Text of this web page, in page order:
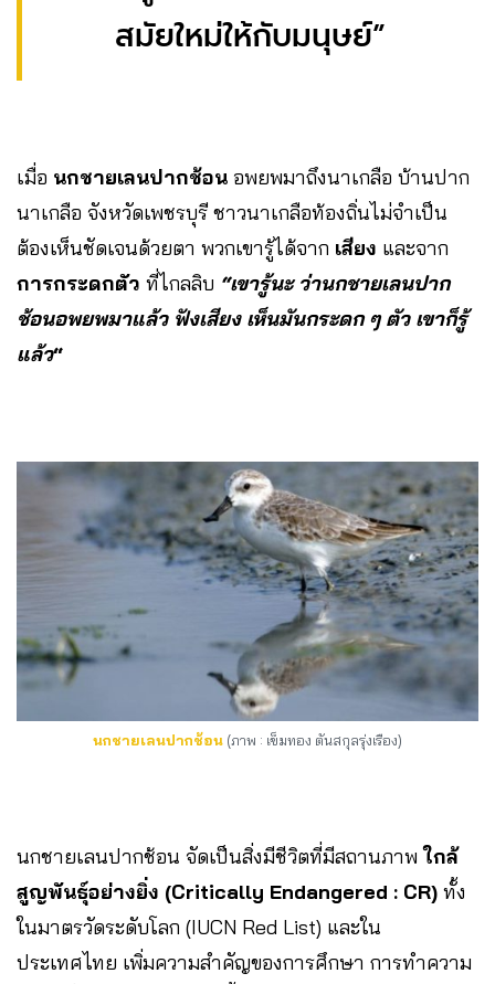
สมัยใหม่ให้กับมนุษย์”
เมื่อ นกชายเลนปากช้อน อพยพมาถึงนาเกลือ บ้านปาก
นาเกลือ จังหวัดเพชรบุรี ชาวนาเกลือท้องถิ่นไม่จำเป็น
ต้องเห็นชัดเจนด้วยตา พวกเขารู้ได้จาก เสียง และจาก
การกระดกตัว ที่ไกลลิบ “เขารู้นะ ว่านกชายเลนปาก
ช้อนอพยพมาแล้ว ฟังเสียง เห็นมันกระดก ๆ ตัว เขาก็รู้
แล้ว“
นกชายเลนปากช้อน (ภาพ : เข็มทอง ตันสกุลรุ่งเรือง)
นกชายเลนปากช้อน จัดเป็นสิ่งมีชีวิตที่มีสถานภาพใกล้
สูญพันธุ์อย่างยิ่ง (Critically Endangered : CR) ทั้ง
ในมาตรวัดระดับโลก (IUCN Red List) และใน
ประเทศไทย เพิ่มความสำคัญของการศึกษา การทำความ